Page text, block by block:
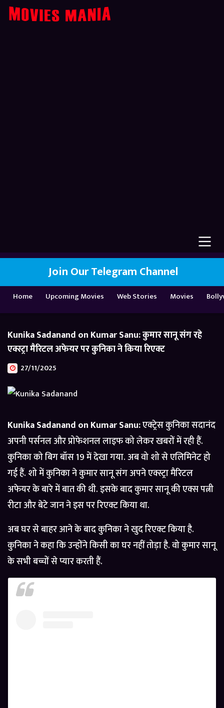
Join Our Telegram Channel
Home Upcoming Movies Web Stories Movies
Kunika Sadanand on Kumar Sanu: कुमार सानू संग रहे
एक्स्ट्रा मैरिटल अफेयर पर कुनिका ने किया रिएक्ट
27/11/2025
Kunika Sadanand on Kumar Sanu:एक्ट्रेस कुनिका सदानंद
अपनी पर्सनल और प्रोफेशनल लाइफ को लेकर खबरों में रही हैं.
कुनिका को बिग बॉस 19 में देखा गया. अब वो शो से एलिमिनेट हो
गई हैं. शो में कुनिका ने कुमार सानू संग अपने एक्स्ट्रा मैरिटल
अफेयर के बारे में बात की थी. इसके बाद कुमार सानू की एक्स पत्नी
रीटा और बेटे जान ने इस पर रिएक्ट किया था.
अब घर से बाहर आने के बाद कुनिका ने खुद रिएक्ट किया है.
कुनिका ने कहा कि उन्होंने किसी का घर नहीं तोड़ा है. वो कुमार सानू
के सभी बच्चों से प्यार करती हैं.